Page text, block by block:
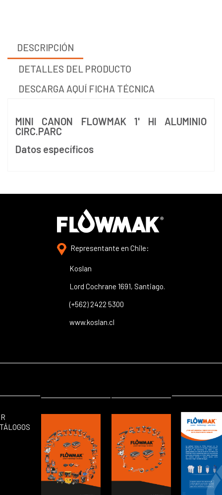
DESCRIPCIÓN
DETALLES DEL PRODUCTO
DESCARGA AQUÍ FICHA TÉCNICA
MINI CANON FLOWMAK 1' HI ALUMINIO
CIRC.PARC
Datos específicos
Representante en Chile:
Koslan
Lord Cochrane 1691, Santiago.
(+562) 2422 5300
www.koslan.cl